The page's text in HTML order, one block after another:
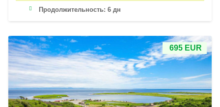
Продолжительность: 6 дн
695 EUR